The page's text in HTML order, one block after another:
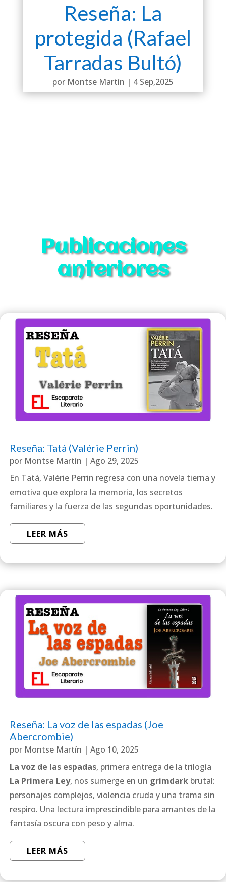
Reseña: La
protegida (Rafael
Tarradas Bultó)
por Montse Martín | 4 Sep,2025
Publicaciones
anteriores
Reseña: Tatá (Valérie Perrin)
por Montse Martín | Ago 29, 2025
En Tatá, Valérie Perrin regresa con una novela tierna y
emotiva que explora la memoria, los secretos
familiares y la fuerza de las segundas oportunidades.
LEER MÁS
Reseña: La voz de las espadas (Joe
Abercrombie)
por Montse Martín | Ago 10, 2025
La voz de las espadas, primera entrega de la trilogía
La Primera Ley, nos sumerge en un grimdark brutal:
personajes complejos, violencia cruda y una trama sin
respiro. Una lectura imprescindible para amantes de la
fantasía oscura con peso y alma.
LEER MÁS